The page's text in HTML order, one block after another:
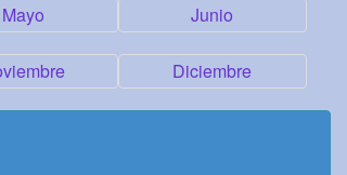
Mayo Junio
Diciembre